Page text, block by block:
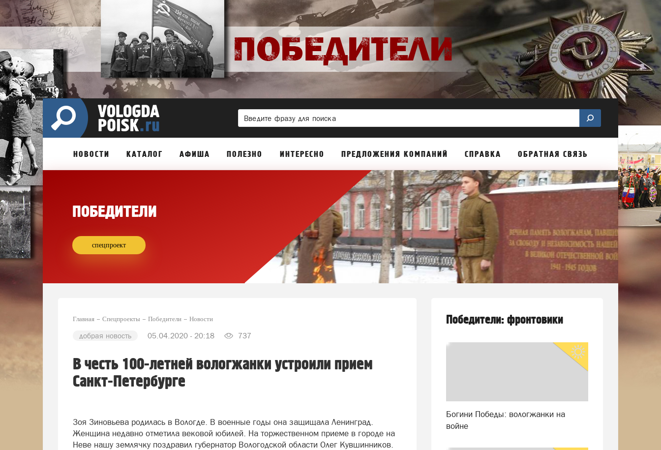
НОВОСТИ КАТАЛОГ АФИША ПОЛЕЗНО ИНТЕРЕСНО ПРЕДЛОЖЕНИЯ КОМПАНИЙ СПРАВКА ОБРАТНАЯ СВЯЗЬ
ПОБЕДИТЕЛИ
спецпроект
Главная Спецпроекты Победители Новости
добрая новость 05.04.2020 - 20:18 737
В честь 100-летней вологжанки устроили прием
Санкт-Петербурге
Зоя Зиновьева родилась в Вологде. В военные годы она защищала Ленинград.
Женщина недавно отметила вековой юбилей. На торжественном приеме в городе на
Неве нашу землячку поздравил губернатор Вологодской области Олег Кувшинников.
Победители: фронтовики
Богини Победы: вологжанки на
войне